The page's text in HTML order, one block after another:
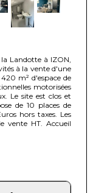
Landotte à IZON,
à la vente d'une
m² d'espace de
motorisées
Le site est clos et
de 10 places de
hors taxes. Les
vente HT. Accueil